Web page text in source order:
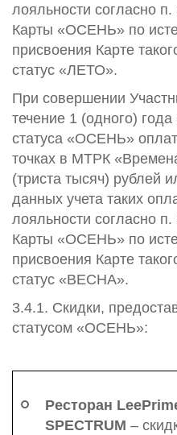
лояльности согласно
Карты «ОСЕНЬ» по
присвоения Карте
статус «ЛЕТО».
При совершении
течение 1 (одного)
статуса «ОСЕНЬ»
точках в МТРК
(триста тысяч) рублей
данных учета таких
лояльности согласно
Карты «ОСЕНЬ» по
присвоения Карте
статус «ВЕСНА».
3.4.1. Скидки,
статусом «ОСЕНЬ»:
Ресторан
SPECTRUM –